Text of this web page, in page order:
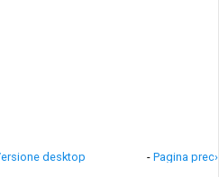
- Pagina prec›
desktop